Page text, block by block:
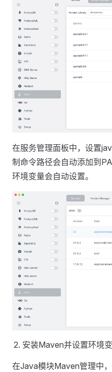
在服务管理面板中，设置
制命令路径会自动添加到
环境变量会自动设置。
安装Maven并设置环境
在Java模块Maven管理中